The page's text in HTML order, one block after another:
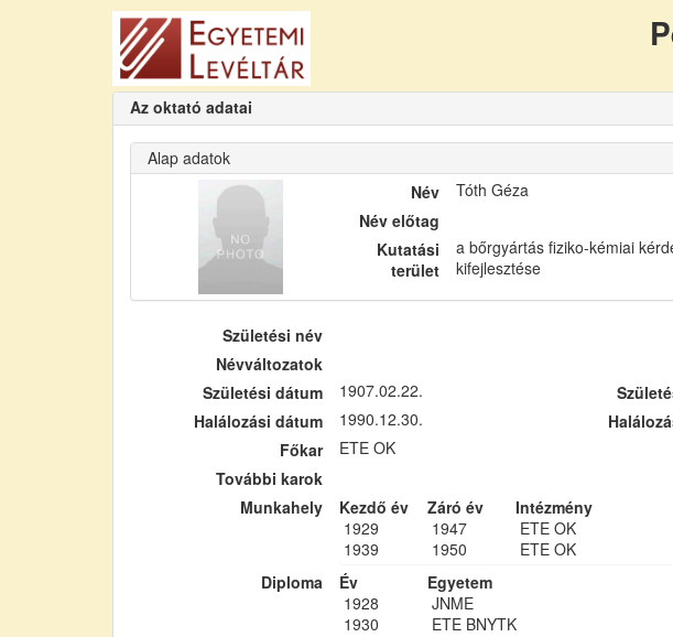
Az oktató adatai
Alap adatok
Név
Tóth Géza
Név előtag
Kutatási
terület
a bőrgyártás fiziko-kémiai
kifejlesztése
Születési név
Névváltozatok
Születési dátum
1907.02.22.
Halálozási dátum
1990.12.30.
Főkar
ETE OK
További karok
Munkahely
Kezdő év Záró év Intézmény
1929
1947 ETE OK
1939
1950 ETE OK
Diploma
Év Egyetem
1928
JNME
1930
ETE BNYTK